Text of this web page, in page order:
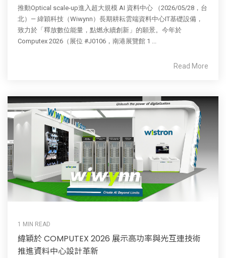
推動Optical scale-up進入超大規模 AI 資料中心 （2026/05/28，台
北）— 緯穎科技（Wiwynn）長期耕耘雲端資料中心IT基礎設備，
致力於「釋放數位能量，點燃永續創新」的願景。今年於
Computex 2026（展位 #J0106，南港展覽館 1 ...
Read More
1 MIN READ
緯穎於 COMPUTEX 2026 展示高功率與光互連技術
推進資料中心設計革新